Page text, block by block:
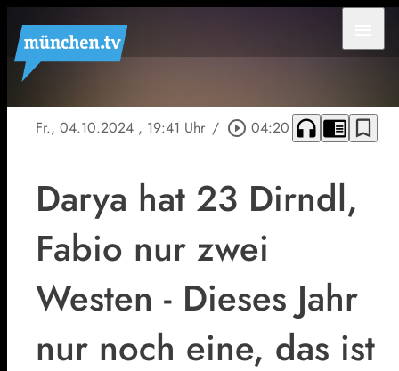
Fr., 04.10.2024 , 19:41 Uhr / play_circle_outline 04:20 headphones chrome_reader_mode bookmark_border
Darya hat 23 Dirndl,
Fabio nur zwei
Westen - Dieses Jahr
nur noch eine, das ist